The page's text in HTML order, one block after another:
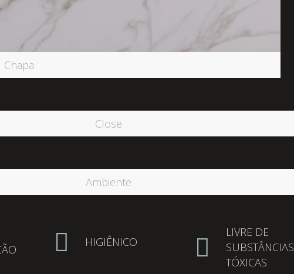
Chapa
Close
Ambiente
HIGIÊNICO
LIVRE DE
SUBSTÂNCIAS
TÓXICAS